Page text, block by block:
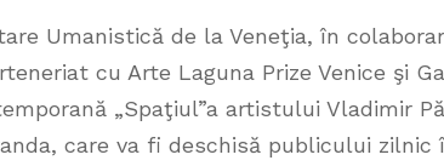
Umanistică de la Veneţia, în
cu Arte Laguna Prize Venice şi
„Spaţiul”a artistului Vladimir
care va fi deschisă publicului zilnic